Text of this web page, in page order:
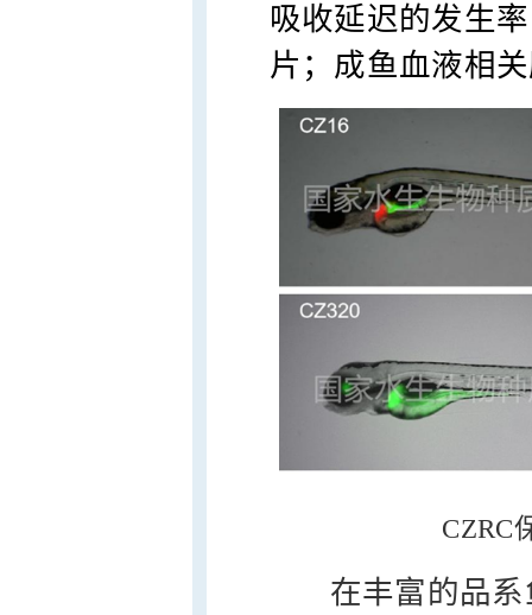
吸收延迟的发生
片；成鱼血液相
CZRC
在丰富的品系